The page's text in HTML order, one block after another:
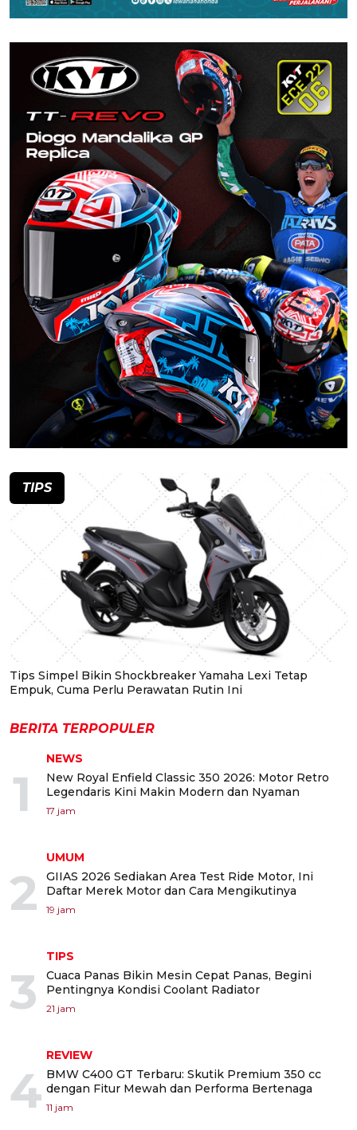
TIPS
Tips Simpel Bikin Shockbreaker Yamaha Lexi Tetap
Empuk, Cuma Perlu Perawatan Rutin Ini
BERITA TERPOPULER
1
NEWS
New Royal Enfield Classic 350 2026: Motor Retro
Legendaris Kini Makin Modern dan Nyaman
17 jam
2
UMUM
GIIAS 2026 Sediakan Area Test Ride Motor, Ini
Daftar Merek Motor dan Cara Mengikutinya
19 jam
3
TIPS
Cuaca Panas Bikin Mesin Cepat Panas, Begini
Pentingnya Kondisi Coolant Radiator
21 jam
4
REVIEW
BMW C400 GT Terbaru: Skutik Premium 350 cc
dengan Fitur Mewah dan Performa Bertenaga
11 jam